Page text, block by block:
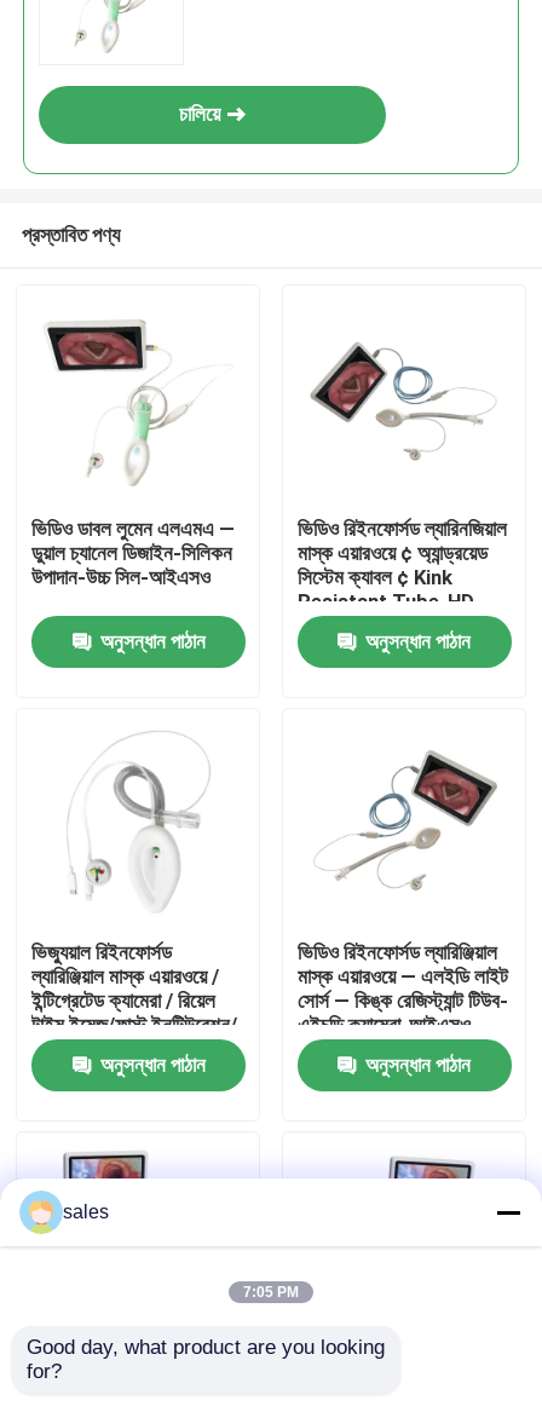
VR প্রদর্শন
আমাদের সম্পর্কে
কারখানা ভ্রমণ
মান নিয়ন্ত্রণ
আমাদের সাথে যোগাযোগ করুন
উদ্ধৃতির জন্য আবেদন
চালিয়ে
প্রস্তাবিত পণ্য
ভিডিও ডাবল লুমেন এলএমএ —
ডুয়াল চ্যানেল ডিজাইন-সিলিকন
উপাদান-উচ্চ সিল-আইএসও
অনুসন্ধান পাঠান
ভিডিও রিইনফোর্সড ল্যারিনজিয়াল
মাস্ক এয়ারওয়ে ¢ অ্যান্ড্রয়েড
সিস্টেম ক্যাবল ¢ Kink
Resistant Tube-HD
Camera-ISO
অনুসন্ধান পাঠান
ভিজ্যুয়াল রিইনফোর্সড
ল্যারিঞ্জিয়াল মাস্ক এয়ারওয়ে /
ইন্টিগ্রেটেড ক্যামেরা / রিয়েল
টাইম ইমেজ/ফাস্ট ইনটিউবেশন/
আইএসও
অনুসন্ধান পাঠান
ভিডিও রিইনফোর্সড ল্যারিঞ্জিয়াল
মাস্ক এয়ারওয়ে — এলইডি লাইট
সোর্স — কিঙ্ক রেজিস্ট্যান্ট টিউব-
এইচডি ক্যামেরা-আইএসও
অনুসন্ধান পাঠান
ভিজ্যুয়াল কম্বাইন্ড
sales
7:05 PM
Good day, what product are you looking
for?